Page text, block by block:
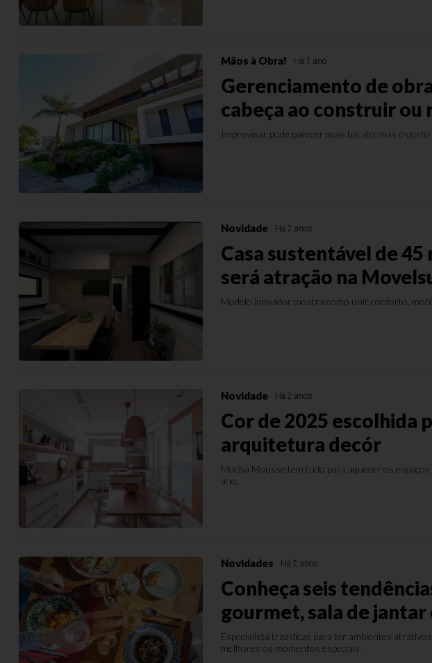
Mãos à Obra! Há 1 ano
Gerenciamento de
cabeça ao construir
Improvisar pode parecer mais barato, mas o custo
Novidade Há 2 anos
Casa sustentável de
será atração na
Modelo inovador mostra como unir conforto,
Novidade Há 2 anos
Cor de 2025 escolhida
arquitetura decór
Mocha Mousse tem tudo para aquecer os
ano.
Novidades Há 2 anos
Conheça seis
gourmet, sala de jantar
Especialista traz dicas para ter ambientes
melhores os momentos especiais.